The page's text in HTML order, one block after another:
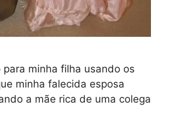
minha filha usando os
minha falecida esposa
a mãe rica de uma colega